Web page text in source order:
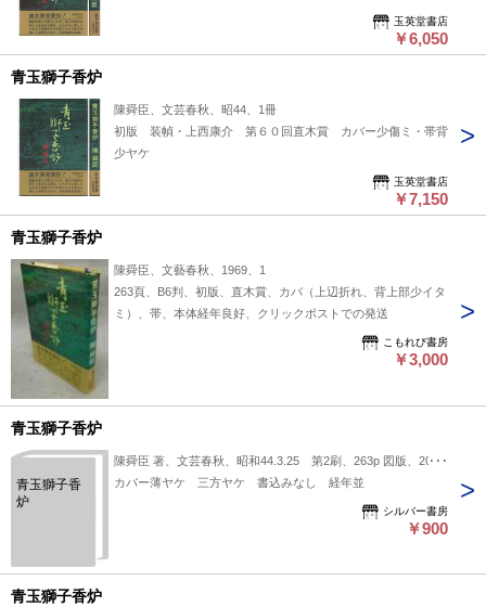
玉英堂書店
￥6,050
青玉獅子香炉
陳舜臣、文芸春秋、昭44、1冊
初版 装幀・上西康介 第６０回直木賞 カバー少傷ミ・帯背
少ヤケ
玉英堂書店
￥7,150
青玉獅子香炉
陳舜臣、文藝春秋、1969、1
263頁、B6判、初版、直木賞、カバ（上辺折れ、背上部少イタ
ミ）、帯、本体経年良好、クリックポストでの発送
こもれび書房
￥3,000
青玉獅子香炉
青玉獅子香
炉
陳舜臣 著、文芸春秋、昭和44.3.25 第2刷、263p 図版、20cm
カバー薄ヤケ 三方ヤケ 書込みなし 経年並
シルバー書房
￥900
青玉獅子香炉